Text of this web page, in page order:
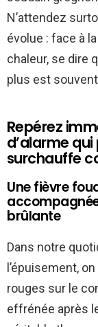
N’attendez
évolue : face à
chaleur, se dire
plus est
Repérez
d’alarme
surchauffe
Une fièvre
brûlante
Dans notre
l’épuisement,
rouges sur le
effrénée après